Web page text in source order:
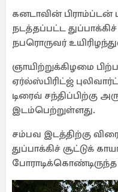
கனடாவின் பிராம்ப்டன்
நடத்தப்பட்ட
நபரொருவர்
ஞாயிற்றுக்கிழமை
ஏர்ல்ஸ்பிரிட்ஜ்
டிரைவ் சந்திப்பிற்கு
இடம்பெற்றுள்ளது.
சம்பவ இடத்திற்கு
துப்பாக்கிச் சூட்டுக்